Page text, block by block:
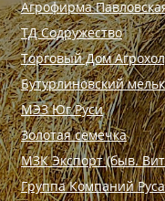
Агрофирма
ТД Содружество
Торговый Дом
Бутурлиновский
МЭЗ Юг Руси
Золотая семечка
МЗК Экспорт (быв.
Группа Компаний